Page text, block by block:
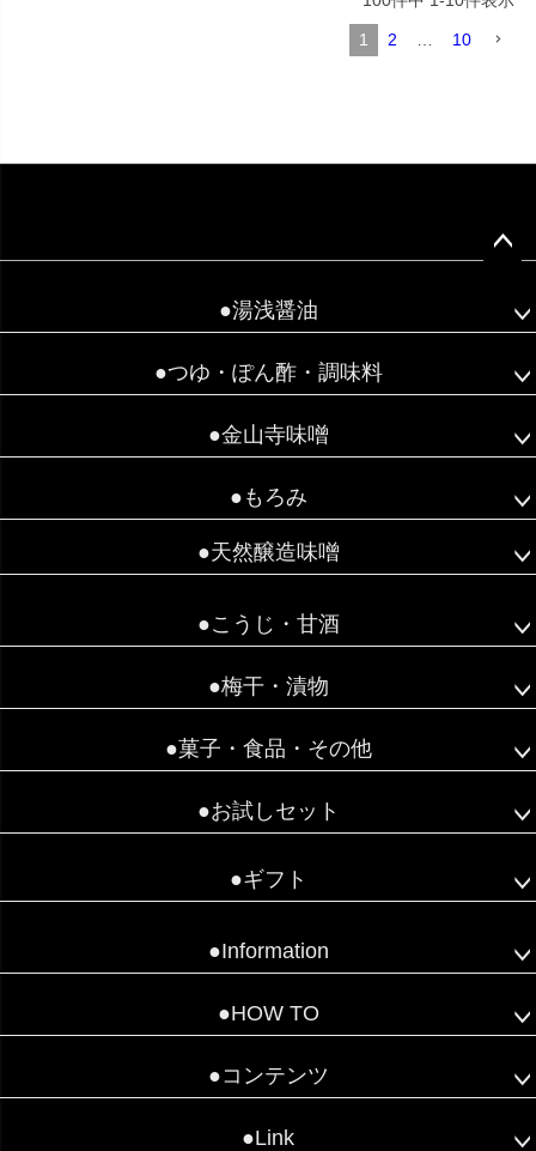
1 2 10
●湯浅醤油
●つゆ・ぽん酢・調味料
●金山寺味噌
●もろみ
●天然醸造味噌
●こうじ・甘酒
●梅干・漬物
●菓子・食品・その他
●お試しセット
●ギフト
●Information
●HOW TO
●コンテンツ
●Link